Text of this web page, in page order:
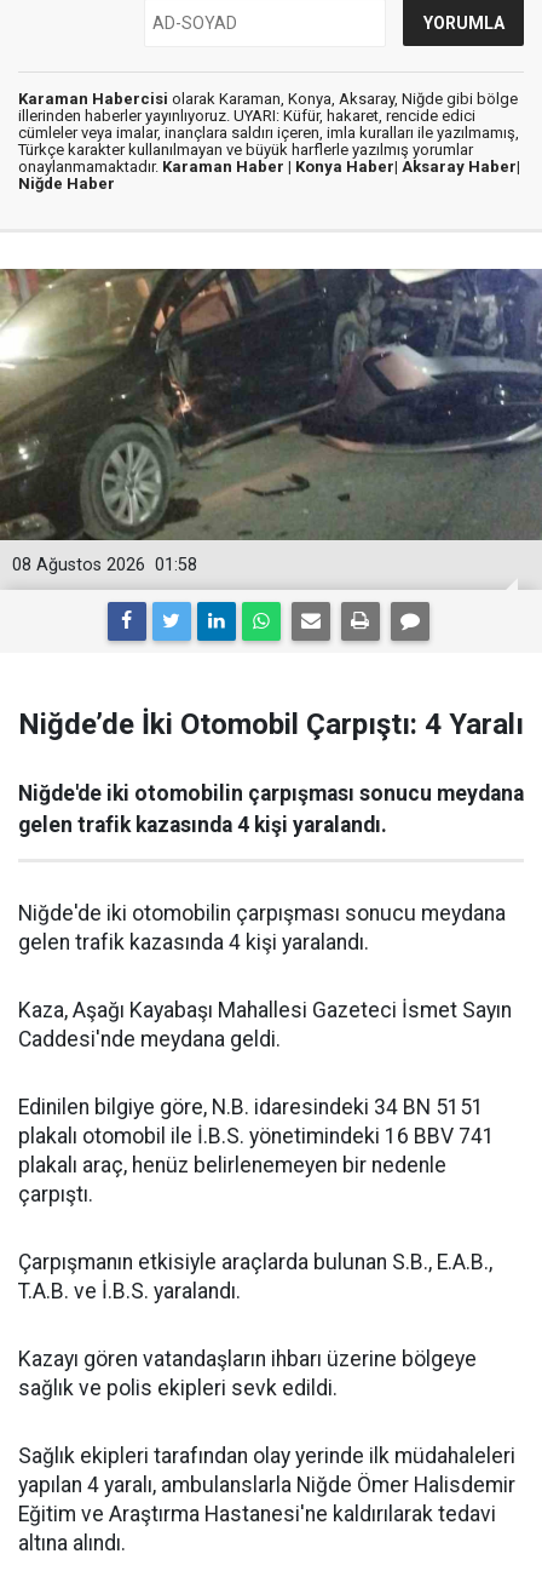
Karaman Habercisi olarak Karaman, Konya, Aksaray, Niğde gibi bölge
illerinden haberler yayınlıyoruz. UYARI: Küfür, hakaret, rencide edici
cümleler veya imalar, inançlara saldırı içeren, imla kuralları ile yazılmamış,
Türkçe karakter kullanılmayan ve büyük harflerle yazılmış yorumlar
onaylanmamaktadır. Karaman Haber | Konya Haber| Aksaray Haber|
Niğde Haber
01:58
08 Ağustos 2026
Niğde’de İki Otomobil Çarpıştı: 4 Yaralı
Niğde'de iki otomobilin çarpışması sonucu meydana
gelen trafik kazasında 4 kişi yaralandı.
Niğde'de iki otomobilin çarpışması sonucu meydana
gelen trafik kazasında 4 kişi yaralandı.
Kaza, Aşağı Kayabaşı Mahallesi Gazeteci İsmet Sayın
Caddesi'nde meydana geldi.
Edinilen bilgiye göre, N.B. idaresindeki 34 BN 5151
plakalı otomobil ile İ.B.S. yönetimindeki 16 BBV 741
plakalı araç, henüz belirlenemeyen bir nedenle
çarpıştı.
Çarpışmanın etkisiyle araçlarda bulunan S.B., E.A.B.,
T.A.B. ve İ.B.S. yaralandı.
Kazayı gören vatandaşların ihbarı üzerine bölgeye
sağlık ve polis ekipleri sevk edildi.
Sağlık ekipleri tarafından olay yerinde ilk müdahaleleri
yapılan 4 yaralı, ambulanslarla Niğde Ömer Halisdemir
Eğitim ve Araştırma Hastanesi'ne kaldırılarak tedavi
altına alındı.